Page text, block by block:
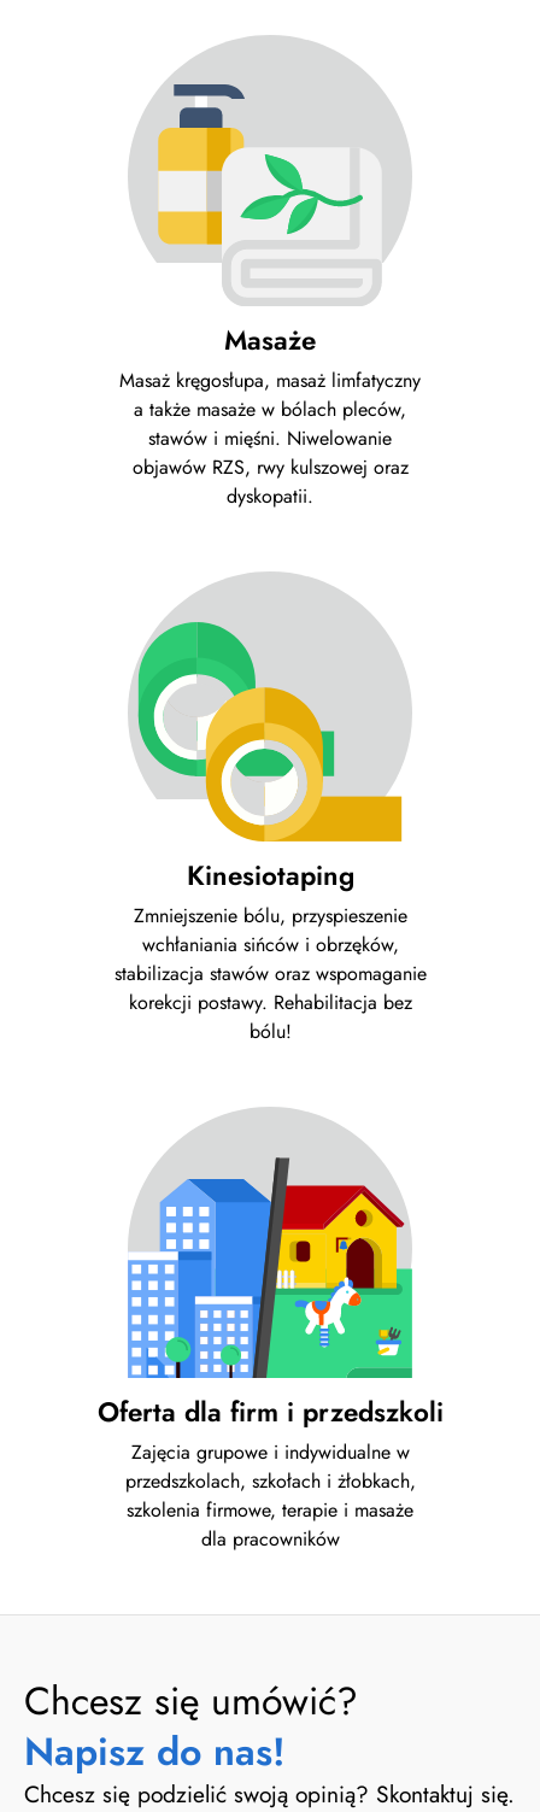
Masaże
Masaż kręgosłupa, masaż limfatyczny
a także masaże w bólach pleców,
stawów i mięśni. Niwelowanie
objawów RZS, rwy kulszowej oraz
dyskopatii.
Kinesiotaping
Zmniejszenie bólu, przyspieszenie
wchłaniania sińców i obrzęków,
stabilizacja stawów oraz wspomaganie
korekcji postawy. Rehabilitacja bez
bólu!
Oferta dla firm i przedszkoli
Zajęcia grupowe i indywidualne w
przedszkolach, szkołach i żłobkach,
szkolenia firmowe, terapie i masaże
dla pracowników
Chcesz się umówić?
Napisz do nas!
Chcesz się podzielić swoją opinią? Skontaktuj się.